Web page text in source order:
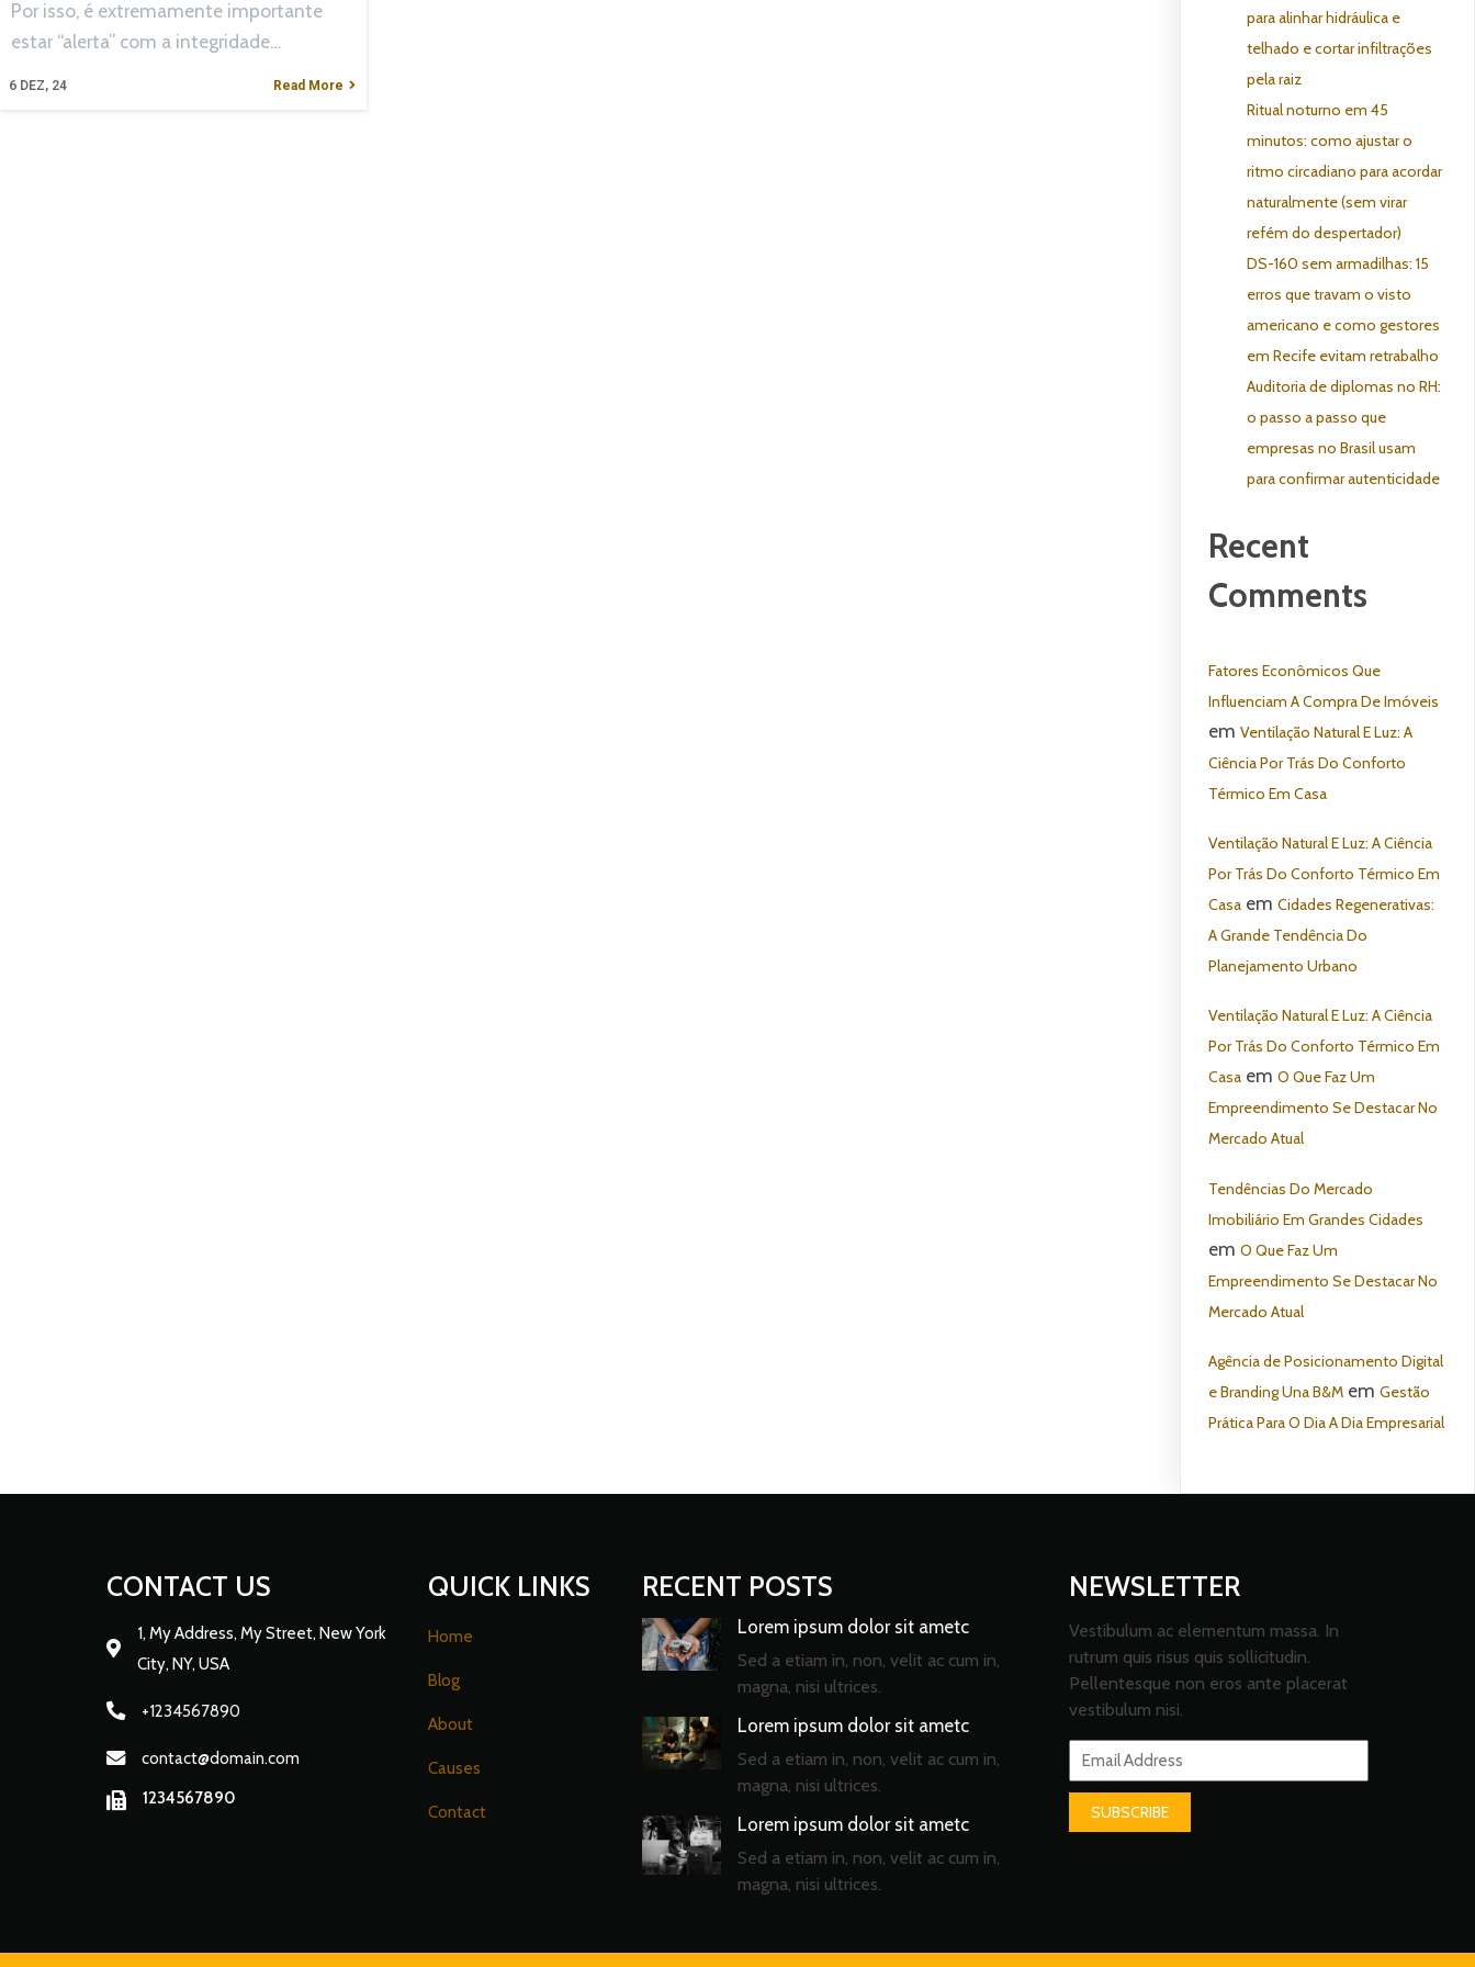
6 DEZ, 24
Por isso, é extremamente importante
estar “alerta” com a integridade…
Read More
para alinhar hidráulica e
telhado e cortar infiltrações
pela raiz
Ritual noturno em 45
minutos: como ajustar o
ritmo circadiano para acordar
naturalmente (sem virar
refém do despertador)
DS-160 sem armadilhas: 15
erros que travam o visto
americano e como gestores
em Recife evitam retrabalho
Auditoria de diplomas no RH:
o passo a passo que
empresas no Brasil usam
para confirmar autenticidade
Recent
Comments
Fatores Econômicos Que
Influenciam A Compra De Imóveis
emVentilação Natural E Luz: A
Ciência Por Trás Do Conforto
Térmico Em Casa
Ventilação Natural E Luz: A Ciência
Por Trás Do Conforto Térmico Em
Casa emCidades Regenerativas:
A Grande Tendência Do
Planejamento Urbano
Ventilação Natural E Luz: A Ciência
Por Trás Do Conforto Térmico Em
Casa emO Que Faz Um
Empreendimento Se Destacar No
Mercado Atual
Tendências Do Mercado
Imobiliário Em Grandes Cidades
emO Que Faz Um
Empreendimento Se Destacar No
Mercado Atual
Agência de Posicionamento Digital
e Branding Una B&M emGestão
Prática Para O Dia A Dia Empresarial
CONTACT US
1, My Address, My Street, New York
City, NY, USA
+1234567890
contact@domain.com
1234567890
QUICK LINKS
Home
Blog
About
Causes
Contact
RECENT POSTS
Lorem ipsum dolor sit ametc
Sed a etiam in, non, velit ac cum in,
magna, nisi ultrices.
Lorem ipsum dolor sit ametc
Sed a etiam in, non, velit ac cum in,
magna, nisi ultrices.
Lorem ipsum dolor sit ametc
Sed a etiam in, non, velit ac cum in,
magna, nisi ultrices.
NEWSLETTER
Vestibulum ac elementum massa. In
rutrum quis risus quis sollicitudin.
Pellentesque non eros ante placerat
vestibulum nisi.
SUBSCRIBE